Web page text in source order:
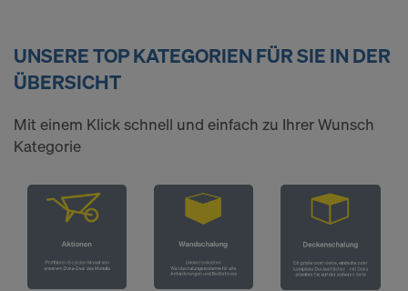
UNSERE TOP KATEGORIEN FÜR SIE IN DER
ÜBERSICHT
Mit einem Klick schnell und einfach zu Ihrer Wunsch
Kategorie